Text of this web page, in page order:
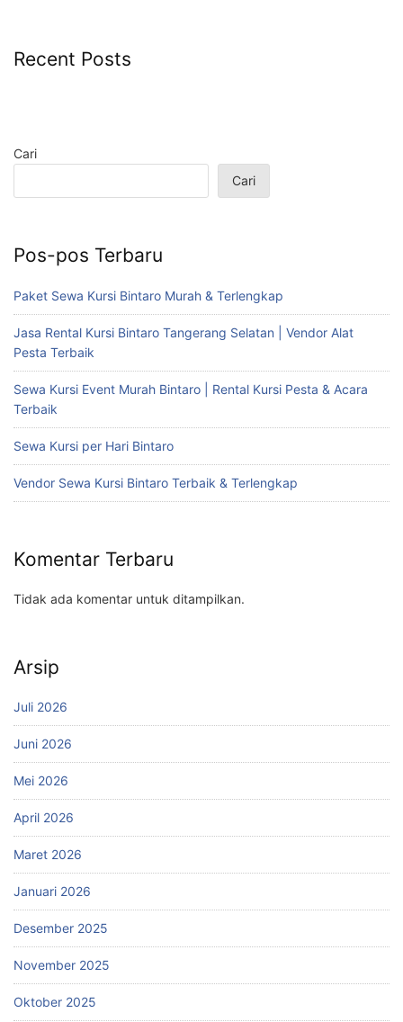
Recent Posts
Cari
Cari
Pos-pos Terbaru
Paket Sewa Kursi Bintaro Murah & Terlengkap
Jasa Rental Kursi Bintaro Tangerang Selatan | Vendor Alat
Pesta Terbaik
Sewa Kursi Event Murah Bintaro | Rental Kursi Pesta & Acara
Terbaik
Sewa Kursi per Hari Bintaro
Vendor Sewa Kursi Bintaro Terbaik & Terlengkap
Komentar Terbaru
Tidak ada komentar untuk ditampilkan.
Arsip
Juli 2026
Juni 2026
Mei 2026
April 2026
Maret 2026
Januari 2026
Desember 2025
November 2025
Oktober 2025